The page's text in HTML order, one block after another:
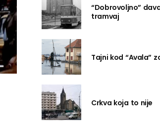
“Dobrovoljno”
tramvaj
Tajni kod “Avala”
Crkva koja to nije